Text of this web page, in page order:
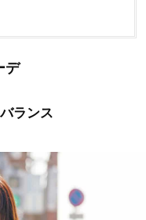
デ
ランス